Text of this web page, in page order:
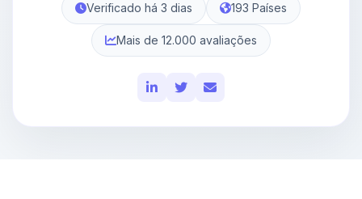
Verificado há 3 dias 193 Países
Mais de 12.000 avaliações